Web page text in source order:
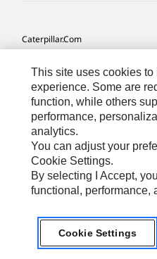
Caterpillar.com
我的营销首选项
站点地图
Cookie Settings
法律
隐私
Africa, Middle East ‧ Chinese©
This site uses cookies to
experience. Some are
function, while others
performance,
analytics.
You can adjust your
Cookie Settings.
By selecting I Accept,
functional, performance,
Cookie Settings